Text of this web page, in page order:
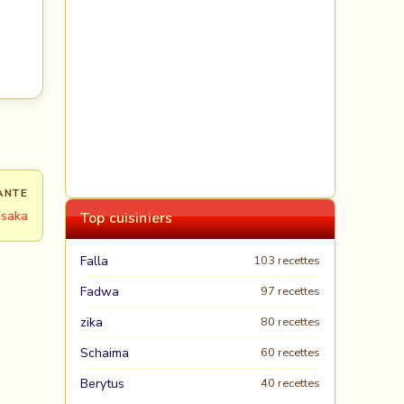
Top cuisiniers
Falla 103 recettes
Fadwa 97 recettes
zika 80 recettes
Schaima 60 recettes
Berytus
40 recettes